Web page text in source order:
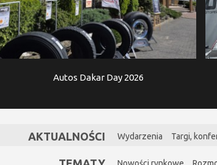
Autos Dakar Day 2026
AKTUALNOŚCI Wydarzenia Targi,